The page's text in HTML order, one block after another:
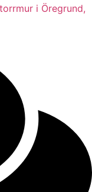
i Öregrund,